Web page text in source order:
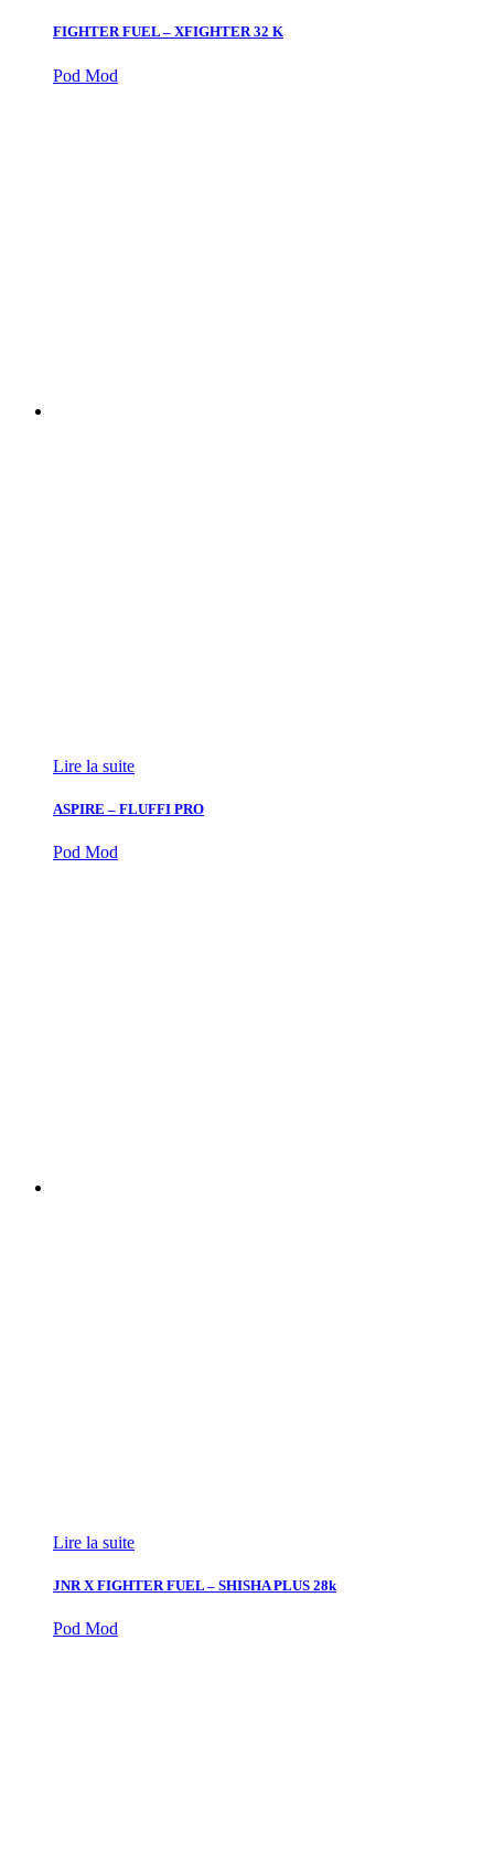
FIGHTER FUEL – XFIGHTER 32 K
Pod Mod
Lire la suite
ASPIRE – FLUFFI PRO
Pod Mod
Lire la suite
JNR X FIGHTER FUEL – SHISHA PLUS 28k
Pod Mod